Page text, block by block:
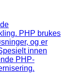
PHP brukes
og er
innen
PHP-